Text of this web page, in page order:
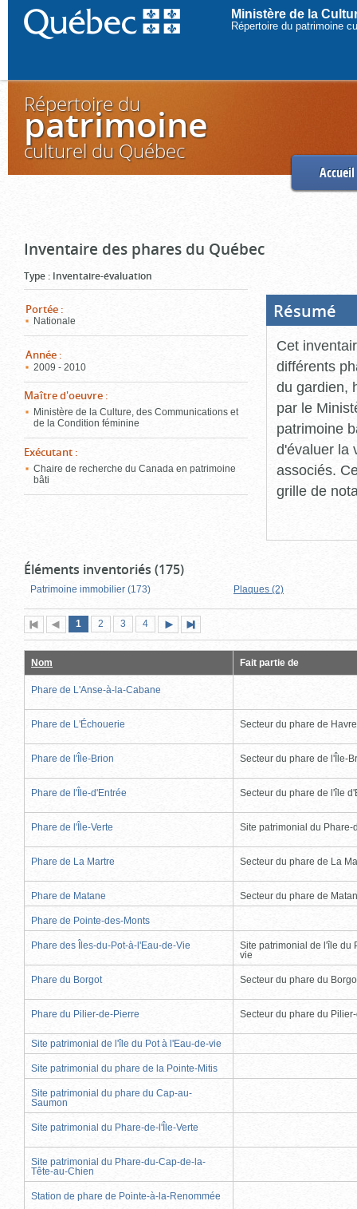
Ministère de la
Répertoire du patrimoine
Répertoire du
patrimoine
culturel du Québec
Accueil
Inventaire des phares du Québec
Type : Inventaire-évaluation
Portée :
Nationale
Année :
2009 - 2010
Maître d'oeuvre :
Ministère de la Culture, des Communications et
de la Condition féminine
Exécutant :
Chaire de recherche du Canada en patrimoine
bâti
Résumé
Cet
différents
du gardien,
par le
patrimoine
d'évaluer la
associés.
grille de
Éléments inventoriés (175)
Patrimoine immobilier (173) Plaques (2)
Première
page
Page
précédente
Page
1 (page
actuelle)
Page
2 Page
3 Page
4
suivante
page
Nom Fait partie de
Phare de L'Anse-à-la-Cabane
Phare de L'Échouerie Secteur du phare de
Phare de l'Île-Brion Secteur du phare de l'Île-
Phare de l'Île-d'Entrée Secteur du phare de l'île
Phare de l'Île-Verte Site patrimonial du Phare-
Phare de La Martre Secteur du phare de La
Phare de Matane Secteur du phare de
Phare de Pointe-des-Monts
Phare des Îles-du-Pot-à-l'Eau-de-Vie
Site patrimonial de l'île du
vie
Phare du Borgot Secteur du phare du
Phare du Pilier-de-Pierre Secteur du phare du
Site patrimonial de l'île du Pot à l'Eau-de-vie
Site patrimonial du phare de la Pointe-Mitis
Site patrimonial du phare du Cap-au-
Saumon
Site patrimonial du Phare-de-l'Île-Verte
Site patrimonial du Phare-du-Cap-de-la-
Tête-au-Chien
Station de phare de Pointe-à-la-Renommée